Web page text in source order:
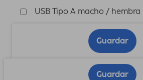
USB Tipo A macho / hembra
Guardar
Guardar